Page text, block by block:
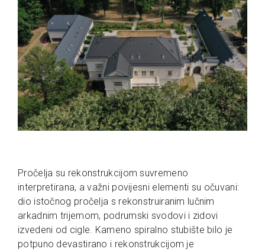
Pročelja su rekonstrukcijom suvremeno
interpretirana, a važni povijesni elementi su očuvani:
dio istočnog pročelja s rekonstruiranim lučnim
arkadnim trijemom, podrumski svodovi i zidovi
izvedeni od cigle. Kameno spiralno stubište bilo je
potpuno devastirano i rekonstrukcijom je